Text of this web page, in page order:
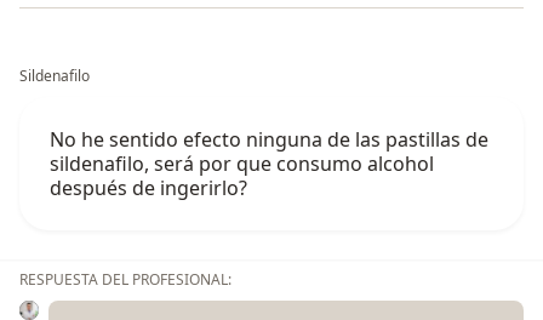
Sildenafilo
No he sentido efecto ninguna de las pastillas de
sildenafilo, será por que consumo alcohol
después de ingerirlo?
RESPUESTA DEL PROFESIONAL: